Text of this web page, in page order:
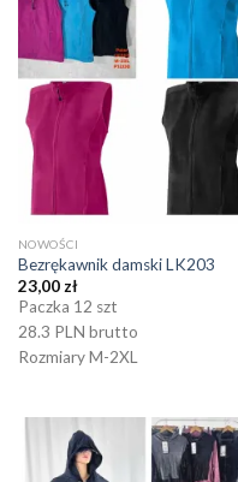
NOWOŚCI
Bezrękawnik damski LK203
23,00zł
Paczka 12 szt
28.3 PLN brutto
Rozmiary M-2XL